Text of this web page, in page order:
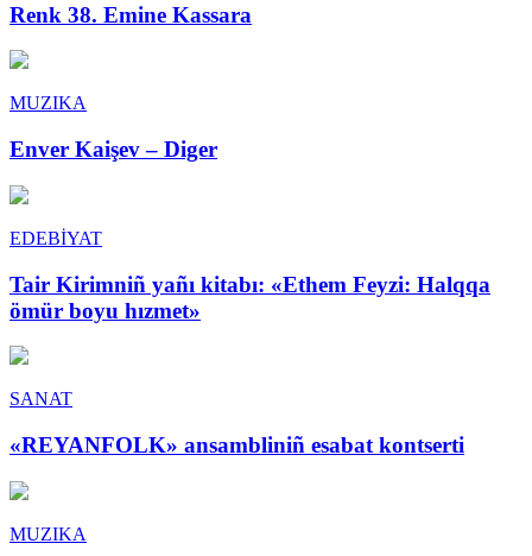
Renk 38. Emine Kassara
MUZIKA
Enver Kaişev – Diger
EDEBİYAT
Tair Kirimniñ yañı kitabı: «Ethem Feyzi: Halqqa
ömür boyu hızmet»
SANAT
«REYANFOLK» ansambliniñ esabat kontserti
MUZIKA